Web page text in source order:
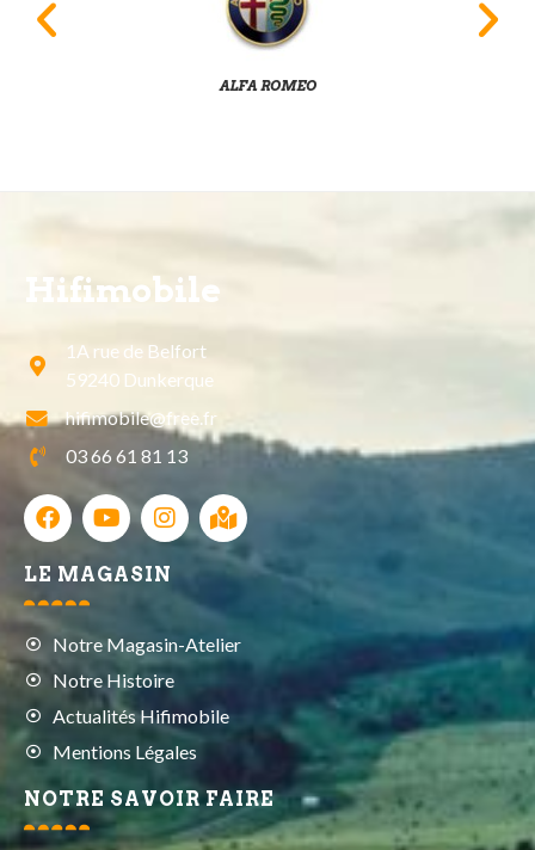
ALFA ROMEO
Hifimobile
1A rue de Belfort
59240 Dunkerque
hifimobile@free.fr
03 66 61 81 13
LE MAGASIN
Notre Magasin-Atelier
Notre Histoire
Actualités Hifimobile
Mentions Légales
NOTRE SAVOIR FAIRE